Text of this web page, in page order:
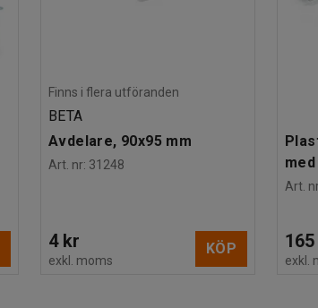
Finns i flera utföranden
BETA
Avdelare, 90x95 mm
Art. nr: 31248
4 kr
exkl. moms
KÖP
Art.
exkl.